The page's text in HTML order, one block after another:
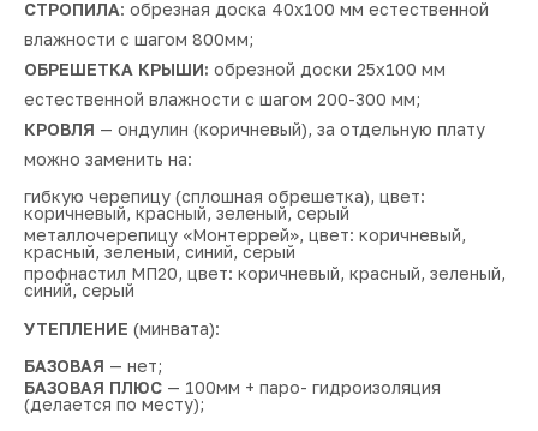
СТРОПИЛА: обрезная доска 40х100 мм естественной
влажности с шагом 800мм;
ОБРЕШЕТКА КРЫШИ: обрезной доски 25х100 мм
естественной влажности с шагом 200-300 мм;
КРОВЛЯ — ондулин (коричневый), за отдельную плату
можно заменить на:
гибкую черепицу (сплошная обрешетка), цвет:
коричневый, красный, зеленый, серый
металлочерепицу «Монтеррей», цвет: коричневый,
красный, зеленый, синий, серый
профнастил МП20, цвет: коричневый, красный, зеленый,
синий, серый
УТЕПЛЕНИЕ (минвата):
БАЗОВАЯ — нет;
БАЗОВАЯ ПЛЮС — 100мм + паро- гидроизоляция
(делается по месту);